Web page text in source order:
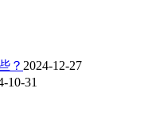
？ 2024-12-27
10-31